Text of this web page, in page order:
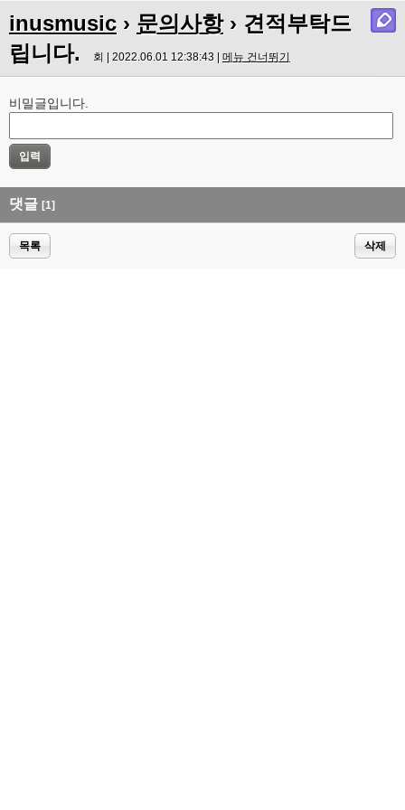
inusmusic › 문의사항› 견적부탁드
립니다.
회 | 2022.06.01 12:38:43 | 메뉴 건너뛰기
비밀글입니다.
댓글 [1]
목록 삭제